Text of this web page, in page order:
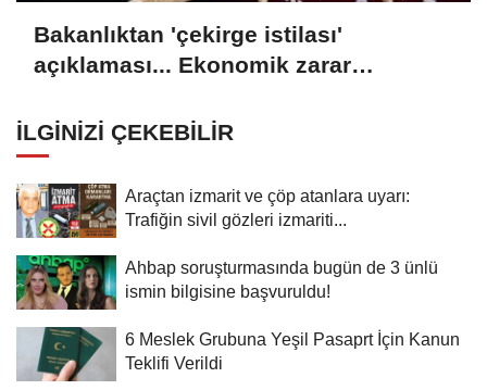
Bakanlıktan 'çekirge istilası'
açıklaması... Ekonomik zarar
İLGINIZI ÇEKEBILIR
Araçtan izmarit ve çöp atanlara uyarı:
Trafiğin sivil gözleri izmariti...
Ahbap soruşturmasında bugün de 3 ünlü
ismin bilgisine başvuruldu!
6 Meslek Grubuna Yeşil Pasaprt İçin Kanun
Teklifi Verildi